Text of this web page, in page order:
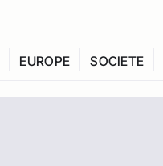
EUROPE SOCIETE